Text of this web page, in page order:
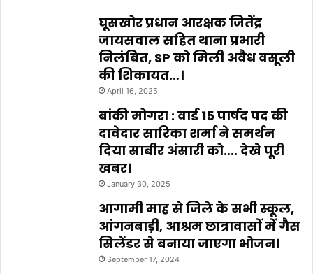
घूसखोर प्रधान आरक्षक जितेंद्र
जायसवाल सहित थाना प्रभारी
निलंबित, SP को मिली अवैध वसूली
की शिकायत…।
April 16, 2025
बांकी मोगरा : वार्ड 15 पार्षद पद की
दावेदार सारिका शर्मा ने समर्थन
दिया साबीर अंसारी को…. देखे पूरी
खबर।
January 30, 2025
आगामी माह से जिले के सभी स्कूल,
आंगनबाड़ी, आश्रम छात्रावासों में गैस
सिलेंडर से बनाया जाएगा भोजन।
September 17, 2024